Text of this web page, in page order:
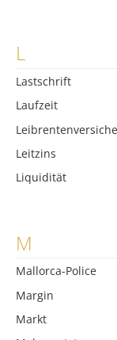
L
Lastschrift
Laufzeit
Leitzins
Liquidität
M
Mallorca-Police
Margin
Markt